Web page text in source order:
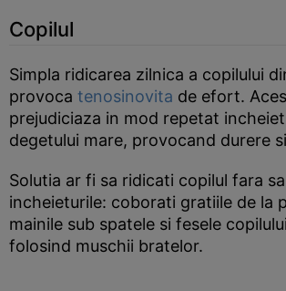
Copilul
Simpla ridicarea zilnica a copilului
provoca tenosinovita de efort.
prejudiciaza in mod repetat
degetului mare, provocand durere
Solutia ar fi sa ridicati copilul fara
incheieturile: coborati gratiile de la
mainile sub spatele si fesele
folosind muschii bratelor.